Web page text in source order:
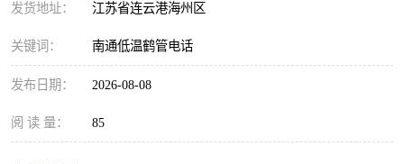
发货地址： 江苏省连云港海州区
关键词： 南通低温鹤管电话
发布日期： 2026-08-08
阅 读 量： 85